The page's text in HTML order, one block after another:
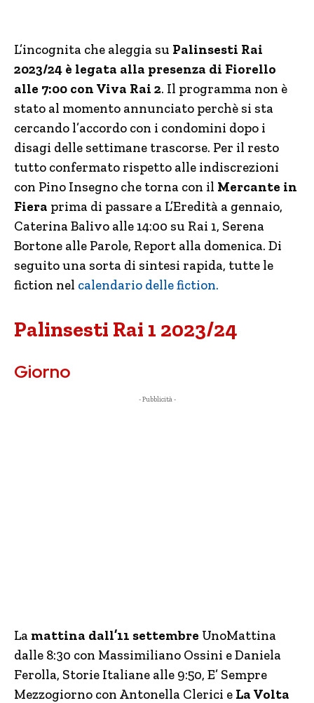
L’incognita che aleggia su Palinsesti Rai
2023/24 è legata alla presenza di Fiorello
alle 7:00 con Viva Rai 2. Il programma non è
stato al momento annunciato perchè si sta
cercando l’accordo con i condomini dopo i
disagi delle settimane trascorse. Per il resto
tutto confermato rispetto alle indiscrezioni
con Pino Insegno che torna con il Mercante in
Fiera prima di passare a L’Eredità a gennaio,
Caterina Balivo alle 14:00 su Rai 1, Serena
Bortone alle Parole, Report alla domenica. Di
seguito una sorta di sintesi rapida, tutte le
fiction nel calendario delle fiction.
Palinsesti Rai 1 2023/24
Giorno
- Pubblicità -
La mattina dall’11 settembre UnoMattina
dalle 8:30 con Massimiliano Ossini e Daniela
Ferolla, Storie Italiane alle 9:50, E’ Sempre
Mezzogiorno con Antonella Clerici e La Volta